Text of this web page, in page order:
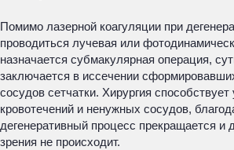
Помимо лазерной коагуляции при
проводиться лучевая или
назначается субмакулярная операция,
заключается в иссечении
сосудов сетчатки. Хирургия
кровотечений и ненужных сосудов,
дегенеративный процесс прекращается и
зрения не происходит.